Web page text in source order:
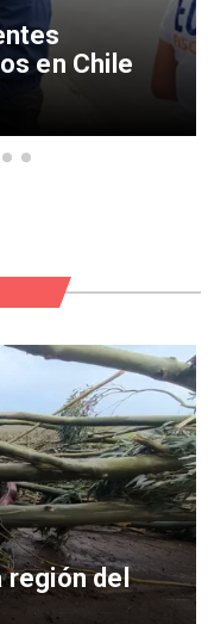
en Chile
región del